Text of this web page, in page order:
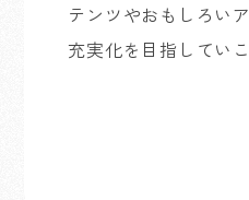
テンツやおもしろい
充実化を目指してい